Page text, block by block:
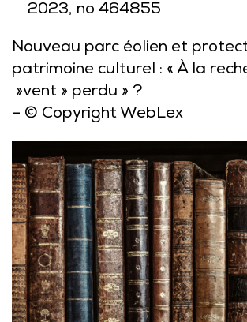
2023, no 464855
Nouveau parc éolien et
patrimoine culturel : « À la
»vent » perdu » ?
– © Copyright WebLex